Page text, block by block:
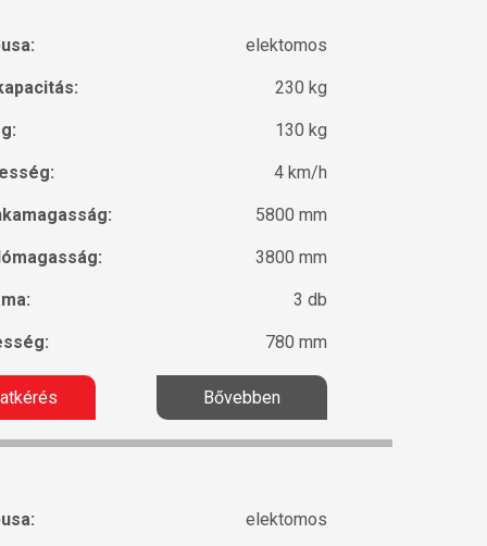
elektomos
230 kg
130 kg
4 km/h
5800 mm
3800 mm
3 db
780 mm
Bővebben
elektomos